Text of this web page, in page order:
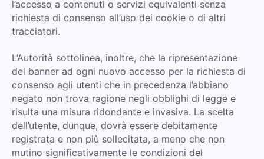
l’accesso a contenuti o servizi equivalenti senza
richiesta di consenso all’uso dei cookie o di altri
tracciatori.
L’Autorità sottolinea, inoltre, che la ripresentazione
del banner ad ogni nuovo accesso per la richiesta di
consenso agli utenti che in precedenza l’abbiano
negato non trova ragione negli obblighi di legge e
risulta una misura ridondante e invasiva. La scelta
dell’utente, dunque, dovrà essere debitamente
registrata e non più sollecitata, a meno che non
mutino significativamente le condizioni del